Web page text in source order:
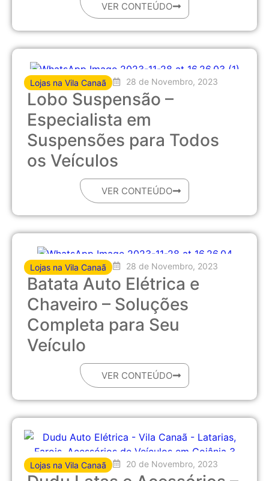
VER CONTEÚDO
Lojas na Vila Canaã 28 de Novembro, 2023
Lobo Suspensão –
Especialista em
Suspensões para Todos
os Veículos
VER CONTEÚDO
Lojas na Vila Canaã 28 de Novembro, 2023
Batata Auto Elétrica e
Chaveiro – Soluções
Completa para Seu
Veículo
VER CONTEÚDO
Lojas na Vila Canaã 20 de Novembro, 2023